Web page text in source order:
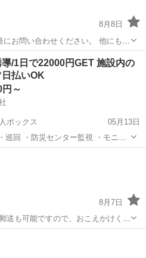
8月8日
くは、目
送ご希望でしたらお問い合わせくだ
その他
/1日で22000円GET 施設内の
払いOK
円～
ボックス
05月13日
巡回 ・防災センター監視 ・モニタ
仕事は簡単 しっかりと休憩や仮眠
1日働けば22,000円も稼げるので
8月7日
送も可能ですので、おこえかけくだ